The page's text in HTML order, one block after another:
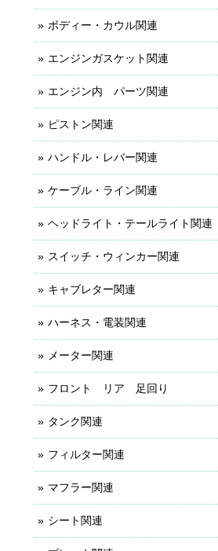
ボディー・カウル関連
エンジンガスケット関連
エンジン内 パーツ関連
ピストン関連
ハンドル・レバー関連
ケーブル・ライン関連
ヘッドライト・テールライト関連
スイッチ・ウィンカー関連
キャブレター関連
ハーネス・電装関連
メーター関連
フロント リア 足回り
タンク関連
フィルター関連
マフラー関連
シート関連